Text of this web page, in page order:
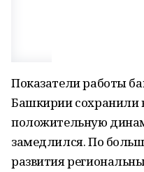
Показатели работы
Башкирии сохранили
положительную
замедлился. По
развития